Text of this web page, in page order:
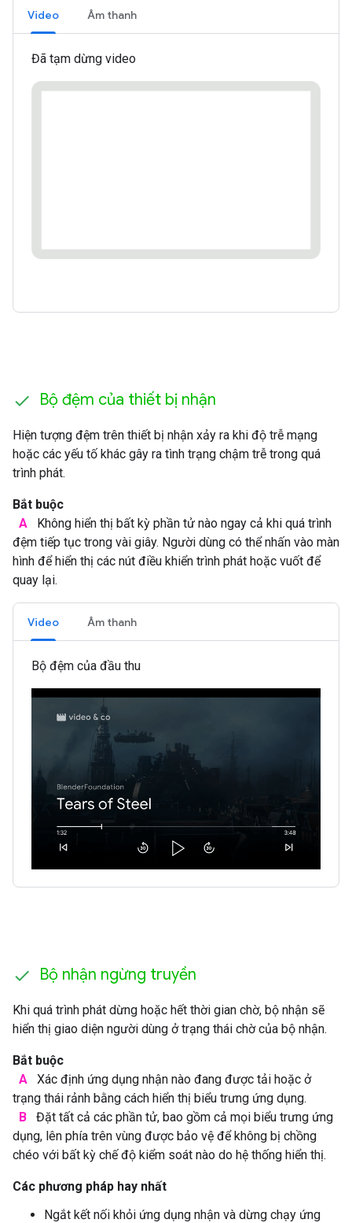
Video Âm thanh
Đã tạm dừng video
Bộ đệm của thiết bị nhận
Hiện tượng đệm trên thiết bị nhận xảy ra khi độ trễ mạng
hoặc các yếu tố khác gây ra tình trạng chậm trễ trong quá
trình phát.
Bắt buộc
A
Không hiển thị bất kỳ phần tử nào ngay cả khi quá trình
đệm tiếp tục trong vài giây. Người dùng có thể nhấn vào màn
hình để hiển thị các nút điều khiển trình phát hoặc vuốt để
quay lại.
Video Âm thanh
Bộ đệm của đầu thu
Bộ nhận ngừng truyền
Khi quá trình phát dừng hoặc hết thời gian chờ, bộ nhận sẽ
hiển thị giao diện người dùng ở trạng thái chờ của bộ nhận.
Bắt buộc
A
Xác định ứng dụng nhận nào đang được tải hoặc ở
trạng thái rảnh bằng cách hiển thị biểu trưng ứng dụng.
B
Đặt tất cả các phần tử, bao gồm cả mọi biểu trưng ứng
dụng, lên phía trên vùng được bảo vệ để không bị chồng
chéo với bất kỳ chế độ kiểm soát nào do hệ thống hiển thị.
Các phương pháp hay nhất
Ngắt kết nối khỏi ứng dụng nhận và dừng chạy ứng